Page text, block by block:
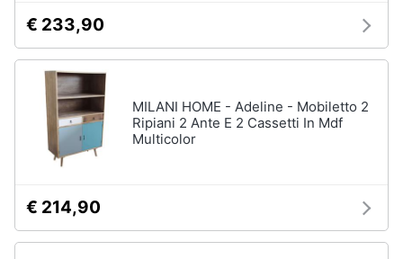
€ 233,90
MILANI HOME - Adeline - Mobiletto 2
Ripiani 2 Ante E 2 Cassetti In Mdf
Multicolor
€ 214,90